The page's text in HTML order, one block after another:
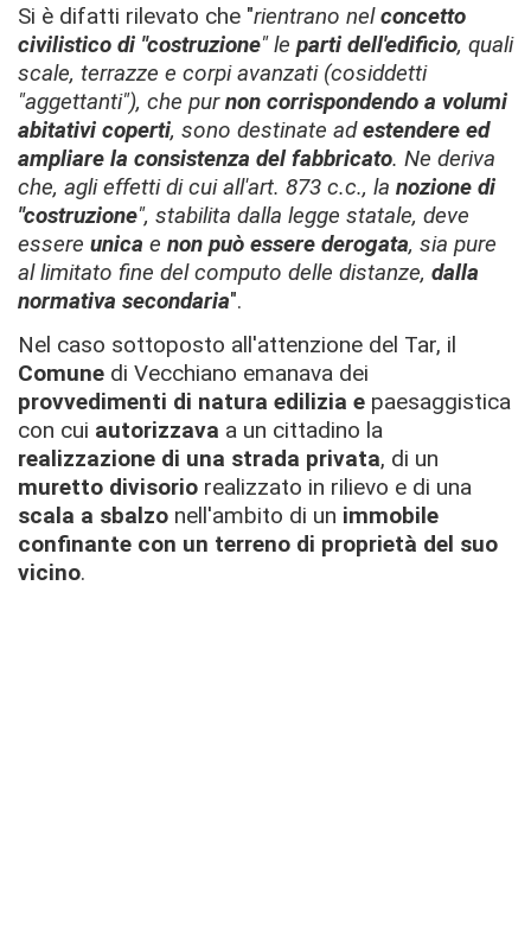
Si è difatti rilevato che "rientrano nelconcetto
civilistico di "costruzione" le parti dell'edificio, quali
scale, terrazze e corpi avanzati (cosiddetti
"aggettanti"), che purnon corrispondendo a volumi
abitativi coperti, sono destinate adestendere ed
ampliare la consistenza del fabbricato. Ne deriva
che, agli effetti di cui all'art. 873 c.c., la nozione di
"costruzione", stabilita dalla legge statale, deve
essere unica e non può essere derogata, sia pure
al limitato fine del computo delle distanze, dalla
normativa secondaria".
Nel caso sottoposto all'attenzione del Tar, il
Comune di Vecchiano emanava dei
provvedimenti di natura edilizia e paesaggistica
con cui autorizzava a un cittadino la
realizzazione di una strada privata, di un
muretto divisorio realizzato in rilievo e di una
scala a sbalzo nell'ambito di un immobile
confinante con un terreno di proprietà del suo
vicino.